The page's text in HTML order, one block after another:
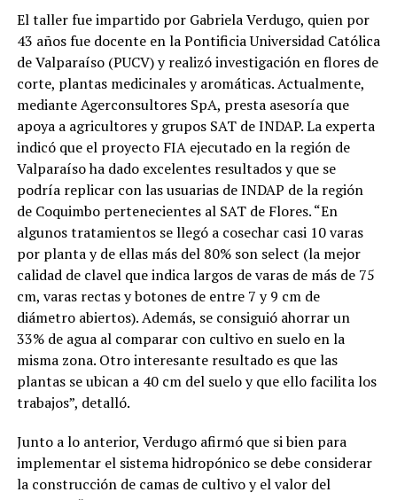
El taller fue impartido por Gabriela Verdugo, quien por
43 años fue docente en la Pontificia Universidad Católica
de Valparaíso (PUCV) y realizó investigación en flores de
corte, plantas medicinales y aromáticas. Actualmente,
mediante Agerconsultores SpA, presta asesoría que
apoya a agricultores y grupos SAT de INDAP. La experta
indicó que el proyecto FIA ejecutado en la región de
Valparaíso ha dado excelentes resultados y que se
podría replicar con las usuarias de INDAP de la región
de Coquimbo pertenecientes al SAT de Flores. “En
algunos tratamientos se llegó a cosechar casi 10 varas
por planta y de ellas más del 80% son select (la mejor
calidad de clavel que indica largos de varas de más de 75
cm, varas rectas y botones de entre 7 y 9 cm de
diámetro abiertos). Además, se consiguió ahorrar un
33% de agua al comparar con cultivo en suelo en la
misma zona. Otro interesante resultado es que las
plantas se ubican a 40 cm del suelo y que ello facilita los
trabajos”, detalló.
Junto a lo anterior, Verdugo afirmó que si bien para
implementar el sistema hidropónico se debe considerar
la construcción de camas de cultivo y el valor del